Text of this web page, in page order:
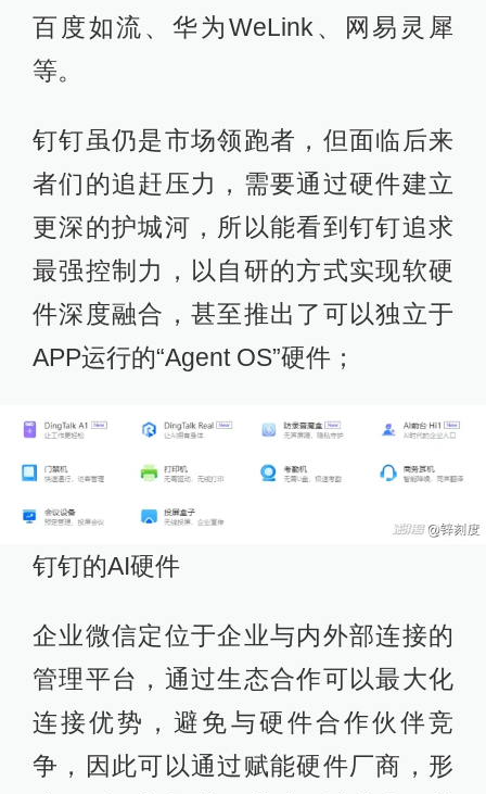
百度如流、华为WeLink、网易灵犀
等。
钉钉虽仍是市场领跑者，但面临后来
者们的追赶压力，需要通过硬件建立
更深的护城河，所以能看到钉钉追求
最强控制力，以自研的方式实现软硬
件深度融合，甚至推出了可以独立于
APP运行的“Agent OS”硬件；
钉钉的AI硬件
企业微信定位于企业与内外部连接的
管理平台，通过生态合作可以最大化
连接优势，避免与硬件合作伙伴竞
争，因此可以通过赋能硬件厂商，形